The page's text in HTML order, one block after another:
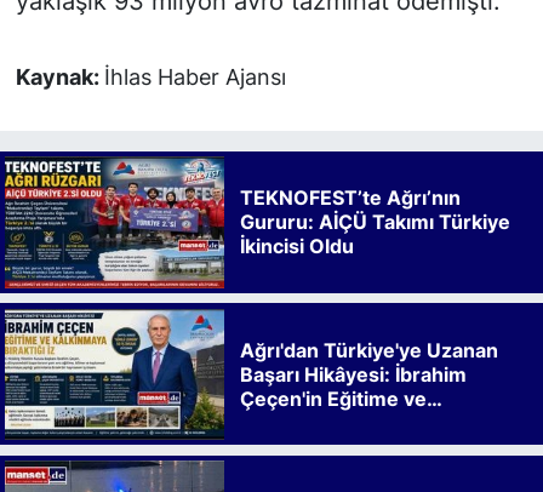
Kaynak: İhlas Haber Ajansı
TEKNOFEST’te Ağrı’nın
Gururu: AİÇÜ Takımı Türkiye
İkincisi Oldu
Ağrı'dan Türkiye'ye Uzanan
Başarı Hikâyesi: İbrahim
Çeçen'in Eğitime ve